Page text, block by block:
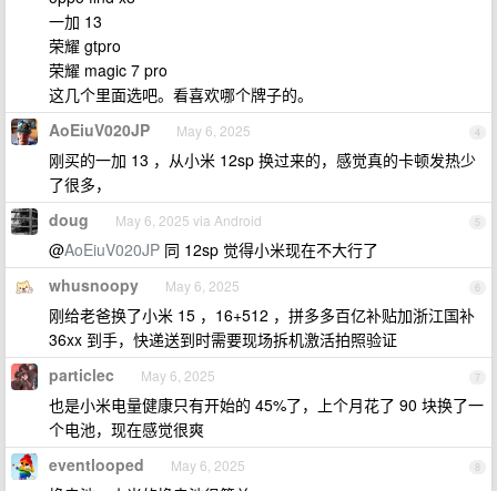
一加 13
荣耀 gtpro
荣耀 magic 7 pro
这几个里面选吧。看喜欢哪个牌子的。
4
AoEiuV020JP May 6, 2025
刚买的一加 13 ，从小米 12sp 换过来的，感觉真的卡顿发热少
了很多，
5
doug May 6, 2025 via Android
@AoEiuV020JP 同 12sp 觉得小米现在不大行了
6
whusnoopy May 6, 2025
刚给老爸换了小米 15 ，16+512 ，拼多多百亿补贴加浙江国补
36xx 到手，快递送到时需要现场拆机激活拍照验证
7
particlec May 6, 2025
也是小米电量健康只有开始的 45%了，上个月花了 90 块换了一
个电池，现在感觉很爽
8
eventlooped May 6, 2025